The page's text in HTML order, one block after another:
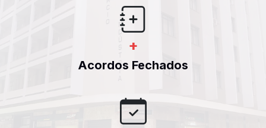
+
Acordos Fechados